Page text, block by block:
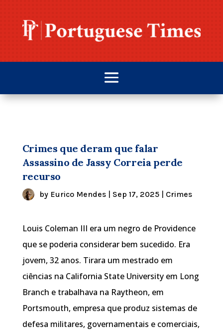
Crimes que deram que falar
Assassino de Jassy Correia perde
recurso
by Eurico Mendes| Sep 17, 2025| Crimes
Louis Coleman III era um negro de Providence
que se poderia considerar bem sucedido. Era
jovem, 32 anos. Tirara um mestrado em
ciências na California State University em Long
Branch e trabalhava na Raytheon, em
Portsmouth, empresa que produz sistemas de
defesa militares, governamentais e comerciais,